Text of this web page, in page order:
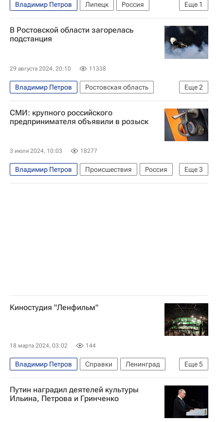
Еще 1
Владимир Петров Липецк
Россия
Ростех
В Ростовской области загорелась
подстанция
29 августа 2024, 20:10 11338
Еще2
Владимир Петров
Ростовская область
Происшествия
Шахты
СМИ: крупного российского
предпринимателя объявили в розыск
3 июля 2024, 10:03 18277
Еще3
Владимир Петров Происшествия
Россия
Липецкая область
Ереван
Киностудия "Ленфильм"
18 марта 2024, 03:02 144
Еще5
Владимир Петров Справки
Ленинград
Ленфильм
Санкт-Петербург
Канн
Иосиф Хейфиц
Сергей Микаэлян
Путин наградил деятелей культуры
Ильина, Петрова и Гринченко